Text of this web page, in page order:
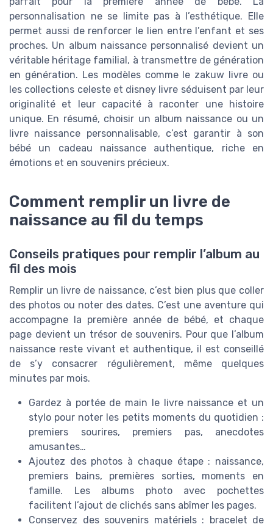
personnalisation ne se limite pas à l’esthétique. Elle
permet aussi de renforcer le lien entre l’enfant et ses
proches. Un album naissance personnalisé devient un
véritable héritage familial, à transmettre de génération
en génération. Les modèles comme le zakuw livre ou
les collections celeste et disney livre séduisent par leur
originalité et leur capacité à raconter une histoire
unique. En résumé, choisir un album naissance ou un
livre naissance personnalisable, c’est garantir à son
bébé un cadeau naissance authentique, riche en
émotions et en souvenirs précieux.
Comment remplir un livre de
naissance au fil du temps
Conseils pratiques pour remplir l’album au
fil des mois
Remplir un livre de naissance, c’est bien plus que coller
des photos ou noter des dates. C’est une aventure qui
accompagne la première année de bébé, et chaque
page devient un trésor de souvenirs. Pour que l’album
naissance reste vivant et authentique, il est conseillé
de s’y consacrer régulièrement, même quelques
minutes par mois.
Gardez à portée de main le livre naissance et un
stylo pour noter les petits moments du quotidien :
premiers sourires, premiers pas, anecdotes
amusantes…
Ajoutez des photos à chaque étape : naissance,
premiers bains, premières sorties, moments en
famille. Les albums photo avec pochettes
facilitent l’ajout de clichés sans abîmer les pages.
Conservez des souvenirs matériels : bracelet de